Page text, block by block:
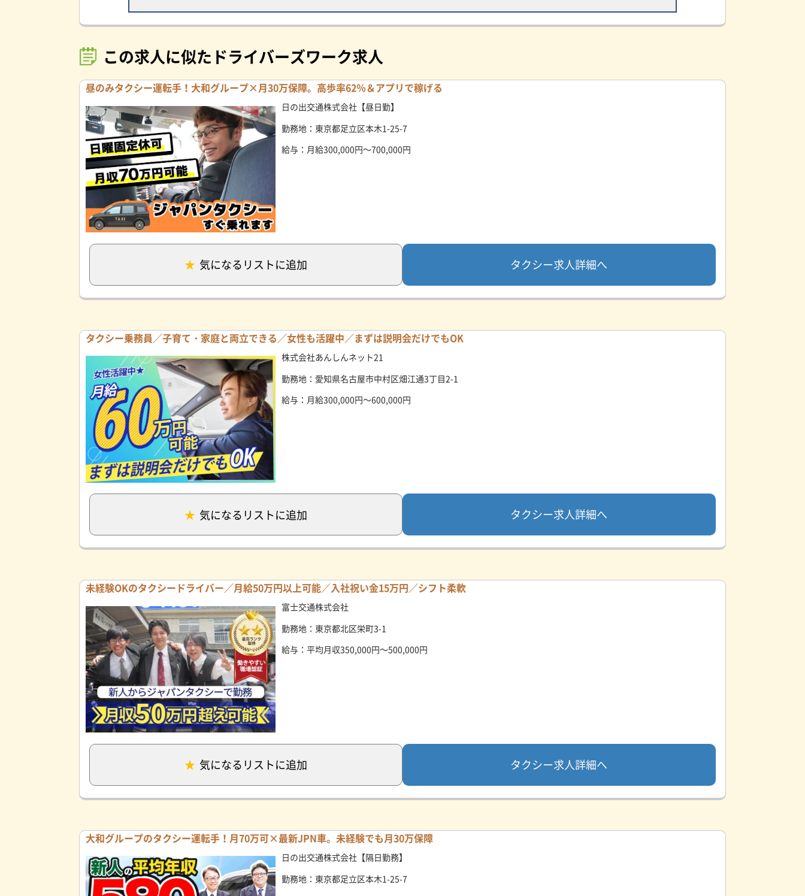
この求人に似たドライバーズワーク求人
昼のみタクシー運転手！大和グループ×月30万保障。高歩率62％＆アプリで稼げる
日の出交通株式会社【昼日勤】
勤務地：東京都足立区本木1-25-7
給与：月給300,000円～700,000円
気になるリストに追加 タクシー求人詳細へ
タクシー乗務員／子育て・家庭と両立できる／女性も活躍中／まずは説明会だけでもOK
株式会社あんしんネット21
勤務地：愛知県名古屋市中村区畑江通3丁目2-1
給与：月給300,000円～600,000円
気になるリストに追加 タクシー求人詳細へ
未経験OKのタクシードライバー／月給50万円以上可能／入社祝い金15万円／シフト柔軟
富士交通株式会社
勤務地：東京都北区栄町3-1
給与：平均月収350,000円～500,000円
気になるリストに追加 タクシー求人詳細へ
大和グループのタクシー運転手！月70万可×最新JPN車。未経験でも月30万保障
日の出交通株式会社【隔日勤務】
勤務地：東京都足立区本木1-25-7